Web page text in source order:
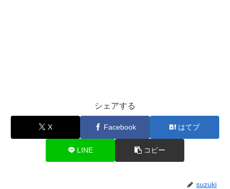
シェアする
X Facebook はてブ
LINE コピー
suzuki